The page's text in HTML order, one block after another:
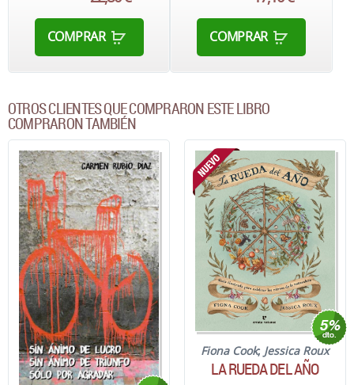
COMPRAR COMPRAR
OTROS CLIENTES QUE COMPRARON ESTE LIBRO
COMPRARON TAMBIÉN
Fiona Cook; Jessica Roux
LA RUEDA DEL AÑO